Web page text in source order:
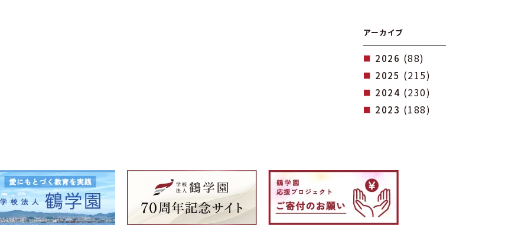
アーカイブ
2026 (88)
2025 (215)
2024 (230)
2023 (188)